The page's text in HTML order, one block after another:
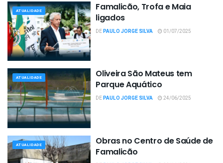
ATUALIDADE
Famalicão, Trofa e Maia
ligados
DEPAULO JORGE SILVA 01/07/2025
ATUALIDADE
Oliveira São Mateus tem
Parque Aquático
DEPAULO JORGE SILVA 24/06/2025
ATUALIDADE
Obras no Centro de Saúde de
Famalicão